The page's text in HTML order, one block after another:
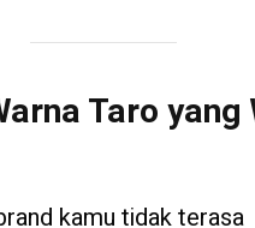
Taro yang
kamu tidak terasa